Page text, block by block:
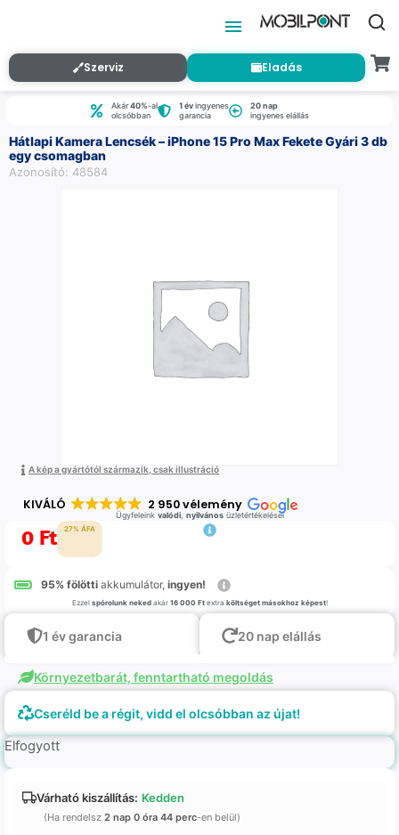
Szerviz Eladás
Akár40%-al
olcsóbban
1 évingyenes
garancia
20 nap
ingyenes elállás
Hátlapi Kamera Lencsék – iPhone 15 Pro Max Fekete Gyári 3 db
egy csomagban
Azonosító: 48584
A kép a gyártótól származik, csak illustráció
KIVÁLÓ 2 950 vélemény
Ügyfeleink valódi, nyilvánosüzletértékelései
0 Ft 27% ÁFA
95% fölötti akkumulátor, ingyen!
Ezzel spórolunk nekedakár 16 000 Ftextra költséget másokhoz képest!
1 év garancia 20 nap elállás
Környezetbarát, fenntartható megoldás
Cseréld be a régit, vidd el olcsóbban az újat!
Elfogyott
Várható kiszállítás: Kedden
(Ha rendelsz 2 nap 0 óra 44 perc-en belül)